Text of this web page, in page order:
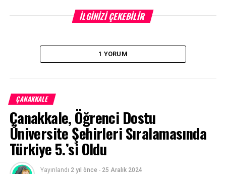
İLIŞKILI BAŞLIKLAR:
Ne, Nerede, Ne Zaman?
İLGINIZI ÇEKEBILIR
1 YORUM
ÇANAKKALE
Çanakkale, Öğrenci Dostu
Üniversite Şehirleri Sıralamasında
Türkiye 5.’si Oldu
Yayınlandı 2 yıl önce - 25 Aralık 2024